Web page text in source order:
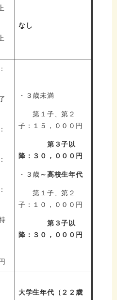
なし
・３歳未満
第１子、第２
子：１５，０００円
第３子以
降：３０，０００円
・３歳 ～高校生年代
第１子、第２
子：１０，０００円
第３子以
降：３０，０００円
大学生年代（２２歳